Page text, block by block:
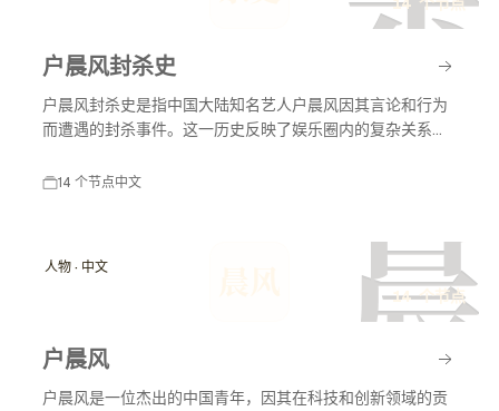
户晨风封杀史
户晨风封杀史是指中国大陆知名艺人户晨风因其言论和行为
而遭遇的封杀事件。这一历史反映了娱乐圈内的复杂关系以
上因各种原因受到媒体和公众的关注，封杀事件对其职业生
14 个节点中文
晨
人物 · 中文
14 个节点
户晨风
户晨风是一位杰出的中国青年，因其在科技和创新领域的贡